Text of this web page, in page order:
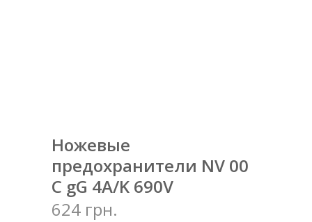
Ножевые
предохранители NV 00
C gG 4A/K 690V
624 грн.